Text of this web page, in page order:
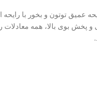
عمیق توتون و بخور با رایحه
و پخش بوی بالا، همه